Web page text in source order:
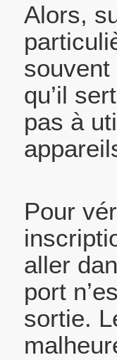
Alors,
qu’il
pas à
Pour
aller
port
sortie.